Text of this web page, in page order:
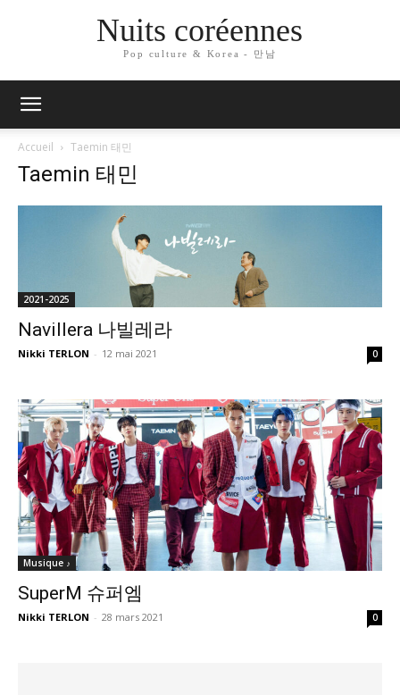
Nuits coréennes
Pop culture & Korea - 만남
Accueil Taemin 태민
Taemin 태민
2021-2025
Navillera 나빌레라
Nikki TERLON - 12 mai 2021 0
Musique ♪
SuperM 슈퍼엠
Nikki TERLON - 28 mars 2021 0